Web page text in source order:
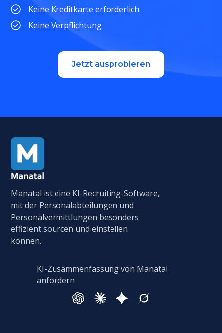
Keine Kreditkarte erforderlich
Keine Verpflichtung
Jetzt ausprobieren
Manatal ist eine KI-Recruiting-Software,
mit der Personalabteilungen und
Personalvermittlungen besonders
effizient sourcen und einstellen
können.
KI-Zusammenfassung von Manatal
anfordern